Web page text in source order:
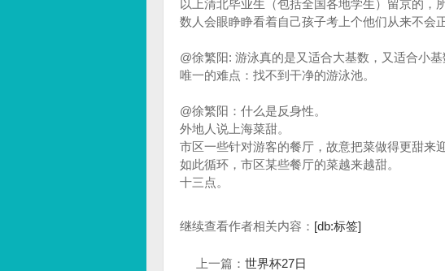
以上清北毕业生（包括全国各地学生）留京的，
数人会眼睁睁看着自己孩子考上个他们从来不会
@徐繁阳: 游泳真的是又适合大基数，又适合小
唯一的难点：找不到干净的游泳池。
@徐繁阳：什么是反身性。
外地人说上海菜甜。
市区一些针对游客的餐厅，故意把菜做得更甜来
如此循环，市区某些餐厅的菜越来越甜。
十三点。
继续查看作者相关内容： [db:标签]
上一篇： 世界杯27日